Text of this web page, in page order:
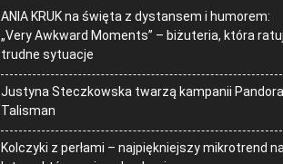
ANIA KRUK na święta z dystansem i humorem:
„Very Awkward Moments” – biżuteria, która
trudne sytuacje
Justyna Steczkowska twarzą kampanii Pandora
Talisman
Kolczyki z perłami – najpiękniejszy mikrotrend